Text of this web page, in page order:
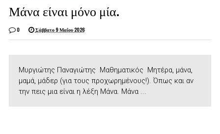
Μάνα είναι μόνο μία.
0 Σάββατο 9 Μαΐου 2026
Μυργιώτης Παναγιώτης Μαθηματικός Μητέρα, μάνα,
μαμά, μάδερ (για τους προχωρημένους!). Όπως και αν
την πεις μια είναι η λέξη Μάνα. Μάνα ...